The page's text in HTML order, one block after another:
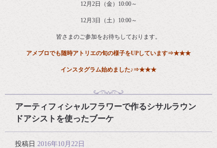
12月2日（金）10:00～
12月3日（土）10:00～
皆さまのご参加をお待ちしております。
アメブロでも随時アトリエの旬の様子をUPしています⇒★★★
インスタグラム始めました♪⇒★★★
アーティフィシャルフラワーで作るシサルラウン
ドアシストを使ったブーケ
投稿日 2016年10月22日